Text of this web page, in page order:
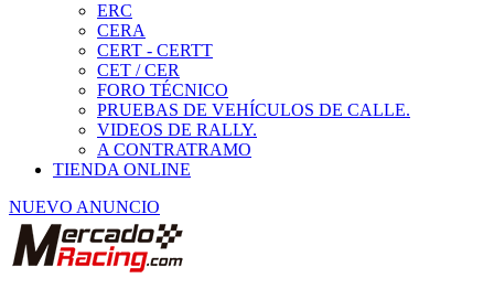
ERC
CERA
CERT - CERTT
CET / CER
FORO TÉCNICO
PRUEBAS DE VEHÍCULOS DE CALLE.
VIDEOS DE RALLY.
A CONTRATRAMO
TIENDA ONLINE
NUEVO ANUNCIO